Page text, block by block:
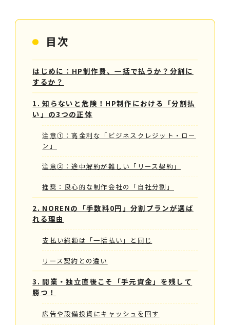
目次
はじめに：HP制作費、一括で払うか？分割に
するか？
1. 知らないと危険！HP制作における「分割払
い」の3つの正体
注意①：高金利な「ビジネスクレジット・ロー
ン」
注意②：途中解約が難しい「リース契約」
推奨：良心的な制作会社の「自社分割」
2. NORENの「手数料0円」分割プランが選ば
れる理由
支払い総額は「一括払い」と同じ
リース契約との違い
3. 開業・独立直後こそ「手元資金」を残して
勝つ！
広告や設備投資にキャッシュを回す